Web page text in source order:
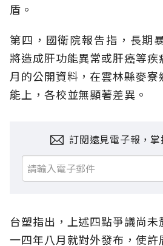
盾。
第四，國衛院報告指，長期
將造成肝功能異常或肝癌等疾
月的公開資料，在雲林縣麥
能上，各校並無顯著差異。
訂閱遠見電子報，
台塑指出，上述四點爭議尚
一四年八月就對外發布，使